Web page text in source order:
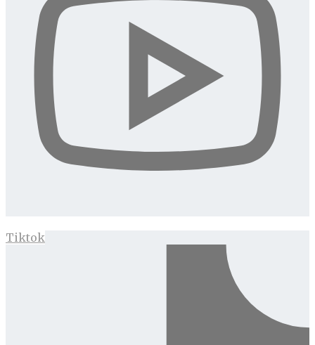
Tiktok